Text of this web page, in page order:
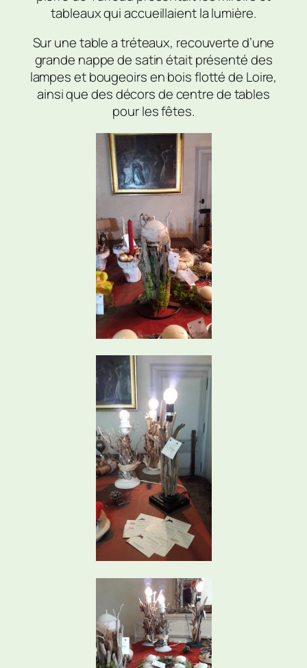
tableaux qui accueillaient la lumière.
Sur une table a tréteaux, recouverte d’une
grande nappe de satin était présenté des
lampes et bougeoirs en bois flotté de Loire,
ainsi que des décors de centre de tables
pour les fêtes.